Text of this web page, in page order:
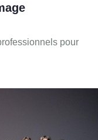
pour